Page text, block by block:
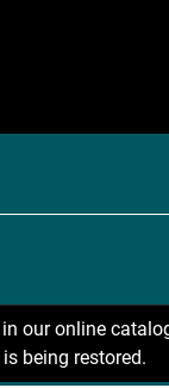
our online
being restored.